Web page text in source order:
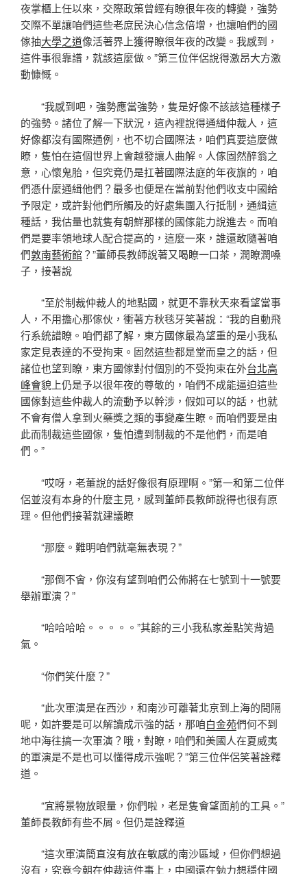
夜掌櫃上任以來，交際政策曾經有瞭很年夜的轉變，強勢
交際不單讓咱們這些老庶民決心信念倍增，也讓咱們的國
傢抽大學之道像活著界上獲得瞭很年夜的改變。我感到，
這件事很靠譜，就該這麼做。”第三位伴侶說得激昂大方激
動慷慨。
“我感到吧，強勢應當強勢，隻是好像不該該這種樣子
的強勢。諸位了解一下狀況，這內裡說得通緝仲裁人，這
好像都沒有國際通例，也不切合國際法，咱們真要這麼做
瞭，隻怕在這個世界上會越發讓人曲解。人傢固然醉翁之
意，心懷鬼胎，但究竟仍是扛著國際法庭的年夜旗的，咱
們憑什麼通緝他們？最多也便是在當前對他們收支中國給
予限定，或許對他們所觸及的好處集團入行抵制，通緝這
種話，我估量也就隻有朝鮮那樣的國傢能力說進去。而咱
們是要率領地球人配合提高的，這麼一來，誰還敢隨著咱
們敦南藝術館？”董師長教師說著又喝瞭一口茶，潤瞭潤嗓
子，接著說
“至於制裁仲裁人的地點國，就更不靠秋天來看望當事
人，不用擔心那傢伙，衝著方秋毯牙笑著說：“我的自動飛
行系統譜瞭。咱們都了解，東方國傢最為望重的是小我私
家定見表達的不受拘束。固然這些都是堂而皇之的話，但
諸位也望到瞭，東方國傢對付個別的不受拘束在外台北高
峰會貌上仍是予以很年夜的尊敬的，咱們不成能逼迫這些
國傢對這些仲裁人的流動予以幹涉，假如可以的話，也就
不會有僧人拿到火藥獎之類的事變產生瞭。而咱們要是由
此而制裁這些國傢，隻怕遭到制裁的不是他們，而是咱
們。”
“哎呀，老董說的話好像很有原理啊。”第一和第二位伴
侶並沒有本身的什麼主見，感到董師長教師說得也很有原
理。但他們接著就建議瞭
“那麼。難明咱們就毫無表現？”
“那倒不會，你沒有望到咱們公佈將在七號到十一號要
舉辦軍演？”
“哈哈哈哈。。。。。”其餘的三小我私家差點笑背過
氣。
“你們笑什麼？”
“此次軍演是在西沙，和南沙可離著北京到上海的間隔
呢，如許要是可以解讀成示強的話，那咱白金苑們何不到
地中海往搞一次軍演？哦，對瞭，咱們和美國人在夏威夷
的軍演是不是也可以懂得成示強呢？”第三位伴侶笑著詮釋
道。
“宜將景物放眼量，你們啦，老是隻會望面前的工具。”
董師長教師有些不屑。但仍是詮釋道
“這次軍演簡直沒有放在敏感的南沙區域，但你們想過
沒有，究竟今朝在仲裁這件事上，中國還在勉力想穩住國